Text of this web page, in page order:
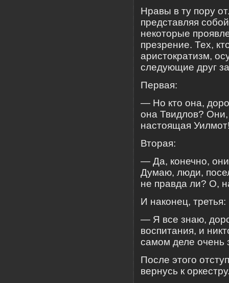
Нравы в ту пору
представляя
некоторые
презрение. Тех,
аристократизм,
следующие друг
Первая:
— Но кто она,
она Твидлов?
настоящая
Вторая:
— Да, конечно,
Думаю, люди,
не правда ли? О,
И наконец, третья:
— Я все знаю,
воспитания, и
самом деле очень
После этого
вернусь к